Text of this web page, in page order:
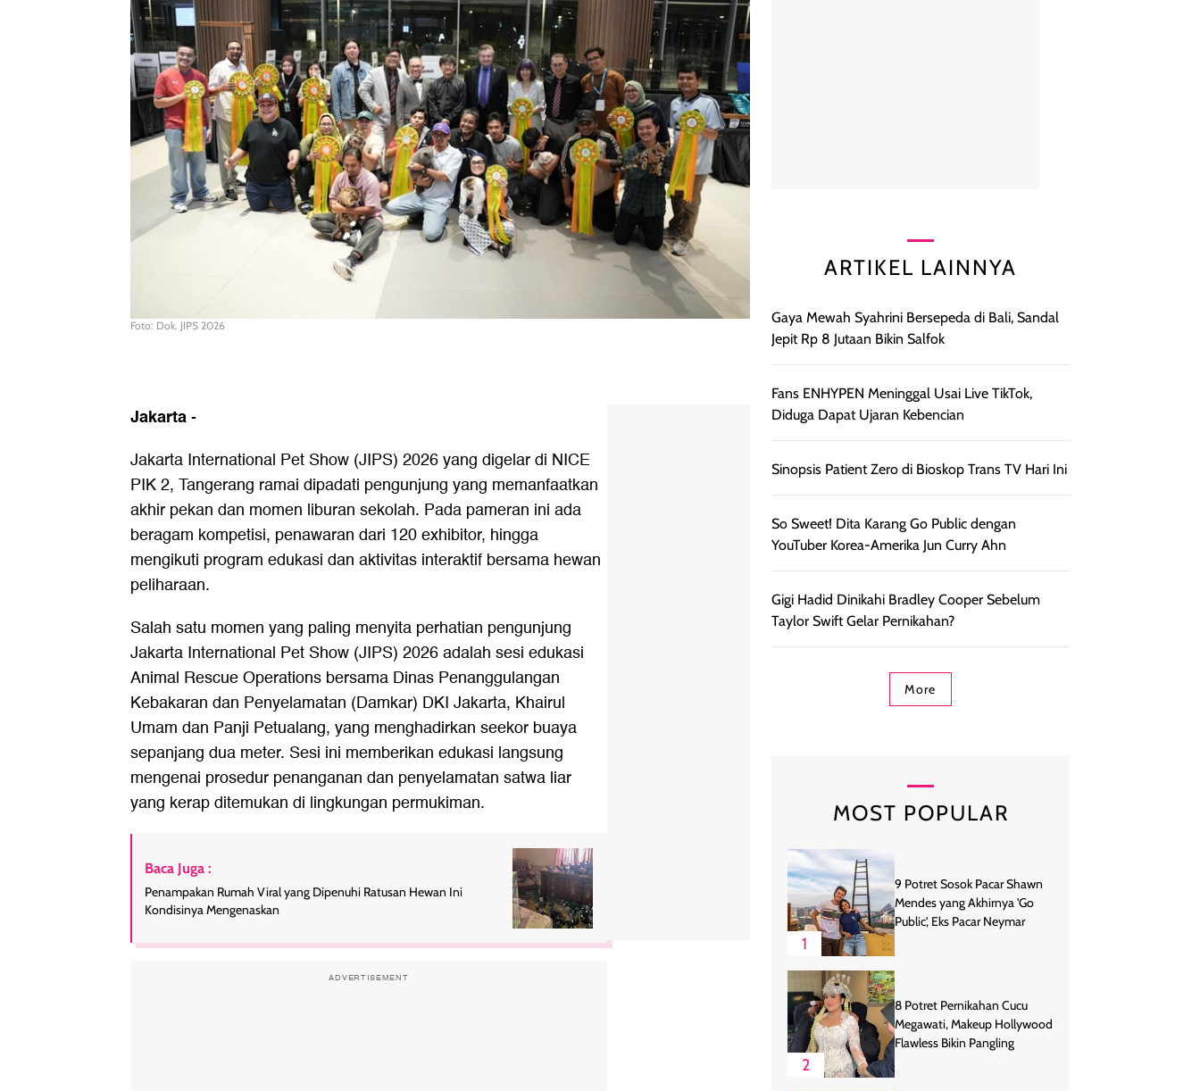
Foto: Dok. JIPS 2026
Jakarta-
Jakarta International Pet Show (JIPS) 2026 yang digelar di NICE
PIK 2, Tangerang ramai dipadati pengunjung yang memanfaatkan
akhir pekan dan momen liburan sekolah. Pada pameran ini ada
beragam kompetisi, penawaran dari 120 exhibitor, hingga
mengikuti program edukasi dan aktivitas interaktif bersama hewan
peliharaan.
Salah satu momen yang paling menyita perhatian pengunjung
Jakarta International Pet Show (JIPS) 2026 adalah sesi edukasi
Animal Rescue Operations bersama Dinas Penanggulangan
Kebakaran dan Penyelamatan (Damkar) DKI Jakarta, Khairul
Umam dan Panji Petualang, yang menghadirkan seekor buaya
sepanjang dua meter. Sesi ini memberikan edukasi langsung
mengenai prosedur penanganan dan penyelamatan satwa liar
yang kerap ditemukan di lingkungan permukiman.
Baca Juga :
Penampakan Rumah Viral yang Dipenuhi Ratusan Hewan Ini
Kondisinya Mengenaskan
ADVERTISEMENT
ARTIKEL LAINNYA
Gaya Mewah Syahrini Bersepeda di Bali, Sandal
Jepit Rp 8 Jutaan Bikin Salfok
Fans ENHYPEN Meninggal Usai Live TikTok,
Diduga Dapat Ujaran Kebencian
Sinopsis Patient Zero di Bioskop Trans TV Hari Ini
So Sweet! Dita Karang Go Public dengan
YouTuber Korea-Amerika Jun Curry Ahn
Gigi Hadid Dinikahi Bradley Cooper Sebelum
Taylor Swift Gelar Pernikahan?
More
MOST POPULAR
1
9 Potret Sosok Pacar Shawn
Mendes yang Akhirnya 'Go
Public', Eks Pacar Neymar
2
8 Potret Pernikahan Cucu
Megawati, Makeup Hollywood
Flawless Bikin Pangling